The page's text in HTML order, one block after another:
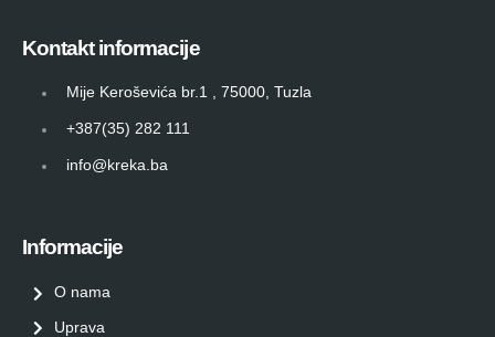
Kontakt informacije
Mije Keroševića br.1 , 75000, Tuzla
+387(35) 282 111
info@kreka.ba
Informacije
O nama
Uprava